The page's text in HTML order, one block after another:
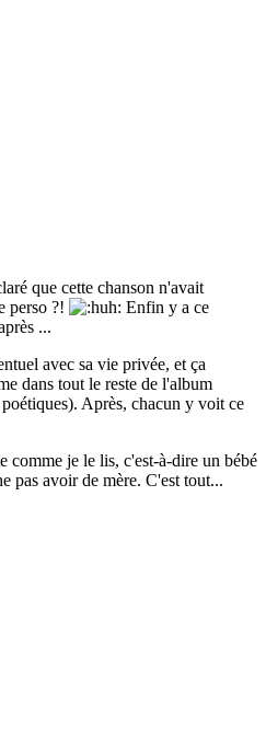
que cette chanson n'avait
perso ?!
Enfin y a ce
...
avec sa vie privée, et ça
dans tout le reste de l'album
Après, chacun y voit ce
comme je le lis, c'est-à-dire un bébé
pas avoir de mère. C'est tout...